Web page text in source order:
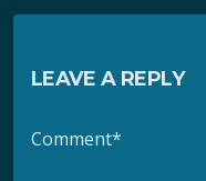
LEAVE A REPLY
Comment*